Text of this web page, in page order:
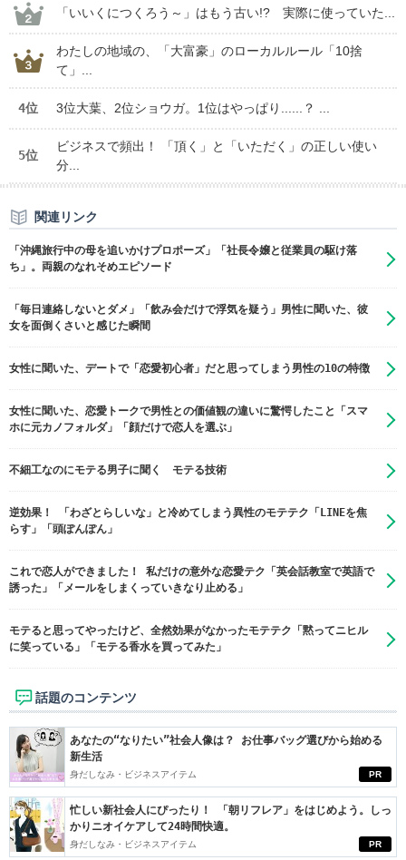
「いいくにつくろう～」はもう古い!? 実際に使っていた...
わたしの地域の、「大富豪」のローカルルール「10捨
て」...
4位 3位大葉、2位ショウガ。1位はやっぱり......？ ...
5位
ビジネスで頻出！ 「頂く」と「いただく」の正しい使い
分...
関連リンク
「沖縄旅行中の母を追いかけプロポーズ」「社長令嬢と従業員の駆け落
ち」。両親のなれそめエピソード
「毎日連絡しないとダメ」「飲み会だけで浮気を疑う」男性に聞いた、彼
女を面倒くさいと感じた瞬間
女性に聞いた、デートで「恋愛初心者」だと思ってしまう男性の10の特徴
女性に聞いた、恋愛トークで男性との価値観の違いに驚愕したこと「スマ
ホに元カノフォルダ」「顔だけで恋人を選ぶ」
不細工なのにモテる男子に聞く モテる技術
逆効果！ 「わざとらしいな」と冷めてしまう異性のモテテク「LINEを焦
らす」「頭ぽんぽん」
これで恋人ができました！ 私だけの意外な恋愛テク「英会話教室で英語で
誘った」「メールをしまくっていきなり止める」
モテると思ってやったけど、全然効果がなかったモテテク「黙ってニヒル
に笑っている」「モテる香水を買ってみた」
話題のコンテンツ
PR
あなたの“なりたい”社会人像は？ お仕事バッグ選びから始める
新生活
身だしなみ・ビジネスアイテム
PR
忙しい新社会人にぴったり！ 「朝リフレア」をはじめよう。しっ
かりニオイケアして24時間快適。
身だしなみ・ビジネスアイテム